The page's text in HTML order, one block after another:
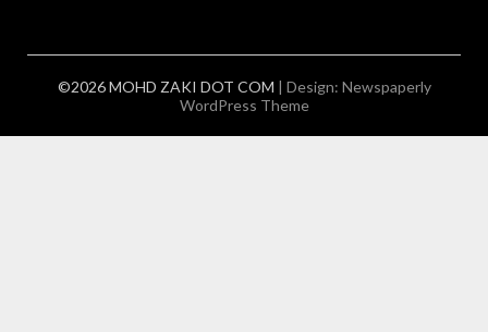
©2026 MOHD ZAKI DOT COM | Design: Newspaperly
WordPress Theme